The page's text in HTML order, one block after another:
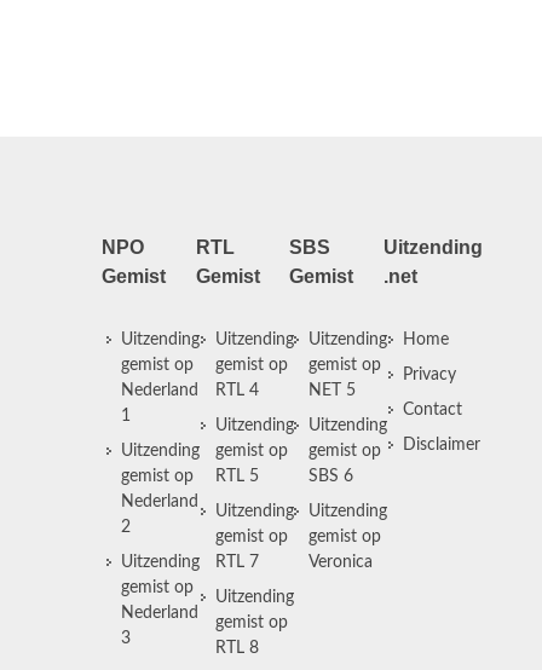
NPO
Gemist
Uitzending
gemist op
Nederland
1
Uitzending
gemist op
Nederland
2
Uitzending
gemist op
Nederland
3
RTL
Gemist
Uitzending
gemist op
RTL 4
Uitzending
gemist op
RTL 5
Uitzending
gemist op
RTL 7
Uitzending
gemist op
RTL 8
SBS
Gemist
Uitzending
gemist op
NET 5
Uitzending
gemist op
SBS 6
Uitzending
gemist op
Veronica
Uitzending
.net
Home
Privacy
Contact
Disclaimer